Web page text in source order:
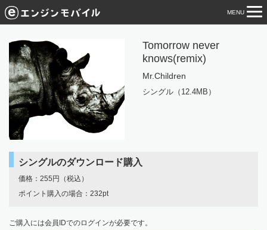
MENU
Tomorrow never
knows(remix)
Mr.Children
シングル（12.4MB）
シングルのダウンロード購入
価格：255円（税込）
ポイント購入の場合：232pt
ご購入には会員IDでのログインが必要です。